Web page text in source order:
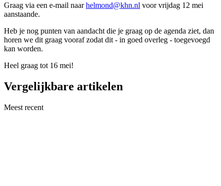
Graag via een e-mail naarhelmond@khn.nl voor vrijdag 12 mei
aanstaande.
Heb je nog punten van aandacht die je graag op de agenda ziet, dan
horen we dit graag vooraf zodat dit - in goed overleg - toegevoegd
kan worden.
Heel graag tot 16 mei!
Vergelijkbare artikelen
Meest recent